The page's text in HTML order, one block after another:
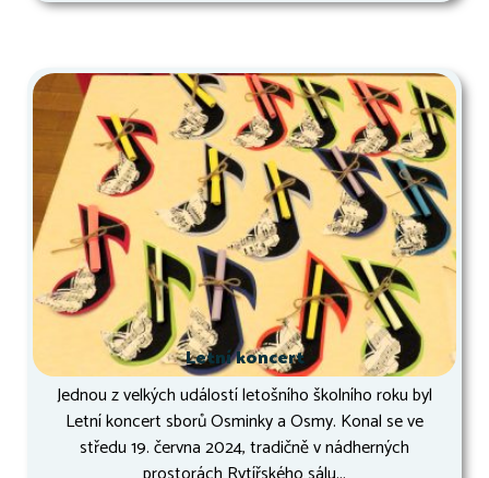
Letní koncert
Jednou z velkých událostí letošního školního roku byl
Letní koncert sborů Osminky a Osmy. Konal se ve
středu 19. června 2024, tradičně v nádherných